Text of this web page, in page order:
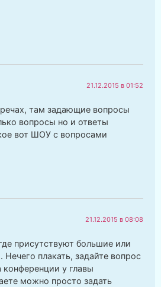
21.12.2015 в 01:52
там задающие вопросы
вопросы но и ответы
вот ШОУ с вопросами
21.12.2015 в 08:08
присутствуют большие или
Нечего плакать, задайте вопрос
у главы
можно просто задать